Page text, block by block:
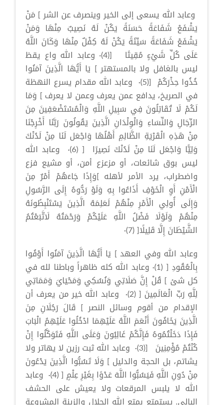
وعابد الله يسعى إلى الخير وينصرف عن الشر ] مَنْ
يَشْفَعْ شَفَاعَةً حَسَنَةً يَكُنْ لَهُ نَصِيبٌ مِنْهَا وَمَنْ
يَشْفَعْ شَفَاعَةً سَيِّئَةً يَكُنْ لَهُ كِفْلٌ مِنْهَا وَكَانَ اللَّهُ
عَلَى كُلِّ شَيْءٍ مُقِيتًا [(4)· وعابد الله واع يقظ
ليس بالغافل ولا بالمستهتر ] يَا أَيُّهَا الَّذِينَ آمَنُوا
خُذُوا حِذْرَكُمْ [(5)· وعابد الله مقدام يسرع النهظة
في الصريخ، يدافع عمن يعرف وعمن لا يعرف ] وَمَا
لَكُمْ لَا تُقَاتِلُونَ فِي سَبِيلِ اللَّهِ وَالْمُسْتَضْعَفِينَ مِنَ
الرِّجَالِ وَالنِّسَاءِ وَالْوِلْدَانِ الَّذِينَ يَقُولُونَ رَبَّنَا أَخْرِجْنَا
مِنْ هَذِهِ الْقَرْيَةِ الظَّالِمِ أَهْلُهَا وَاجْعَل لَنَا مِنْ لَدُنْكَ
وَلِيًّا وَاجْعَل لَنَا مِنْ لَدُنْكَ نَصِيرًا [ (6)· وعابد الله
ليس بوق شائعات، أو مزعزع أمن، أو مشيع فزع
واضطراب، يرد الأمر لأهله ]وَإِذَا جَاءَهُمْ أَمْرٌ مِنَ
الْأَمْنِ أَوِ الْخَوْفِ أَذَاعُوا بِهِ وَلَوْ رَدُّوهُ إِلَى الرَّسُولِ
وَإِلَى أُولِي الْأَمْرِ مِنْهُمْ لَعَلِمَهُ الَّذِينَ يَسْتَنْبِطُونَهُ
مِنْهُمْ وَلَوْلَا فَضْلُ اللَّهِ عَلَيْكُمْ وَرَحْمَتُهُ لَاتَّبَعْتُمُ
الشَّيْطَانَ إِلَّا قَلِيلًا[ (7)·
وعابد الله وفي العهد ] يَا أَيُّهَا الَّذِينَ آمَنُوا أَوْفُوا
بِالْعُقُودِ [ (1)· وعابد الله كله ظاهراً وباطنا لله في
كل شئ ] قُلْ إِنَّ صَلَاتِي وَنُسُكِي وَمَحْيَايَ وَمَمَاتِي
لِلَّهِ رَبِّ الْعَالَمِينَ [ (2)· وعابد الله خير من يعرف أن
الإقدام من أقوم وسائل النصر ] قَالَ رَجُلَانِ مِنَ
الَّذِينَ يَخَافُونَ أَنْعَمَ اللَّهُ عَلَيْهِمَا ادْخُلُوا عَلَيْهِمُ الْبَابَ
فَإِذَا دَخَلْتُمُوهُ فَإِنَّكُمْ غَالِبُونَ وَعَلَى اللَّهِ فَتَوَكَّلُوا إِنْ
كُنْتُمْ مُؤْمِنِينَ [(3)· وعابد الله ثبت رزين لا يهاتر ولا
يشاتم، بل الحجة والدليل ] وَلَا تَسُبُّوا الَّذِينَ يَدْعُونَ
مِنْ دُونِ اللَّهِ فَيَسُبُّوا اللَّهَ عَدْوًا بِغَيْرِ عِلْمٍ [ (4)· وعابد
الله لا يلبس المرقعات ولا يعيش على الحشف
البالى. يستمتع بمتع الله الحلال والزينة المشروعة